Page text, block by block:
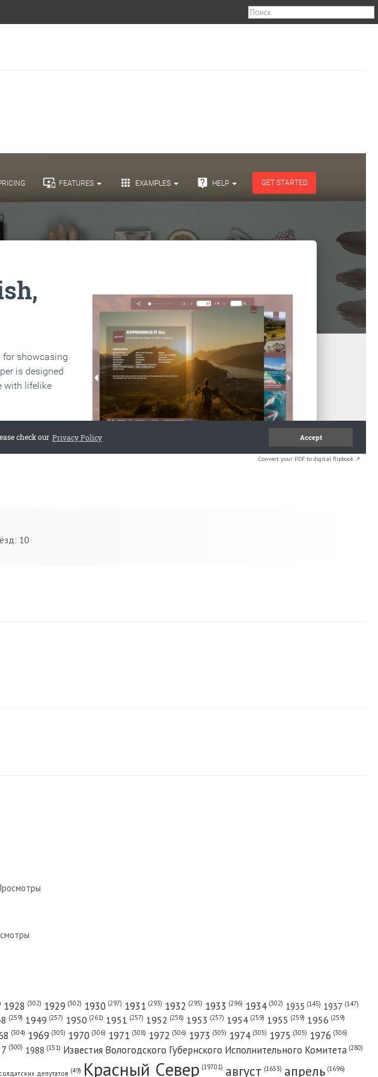
Convert your PDF to digital flipbook ↗
1928 (302) 1929 (302) 1930 (297) 1931 (293) 1932 (295) 1933 (296) 1934 (302) 1935 (145) 1937 (147)
(259) 1949 (257) 1950 (261) 1951 (257) 1952 (258) 1953 (257) 1954 (259) 1955 (259) 1956 (259)
(304) 1969 (305) 1970 (306) 1971 (308) 1972 (306) 1973 (305) 1974 (305) 1975 (305) 1976 (306)
(300) 1988 (151) Известия Вологодского Губернского Исполнительного Комитета (280)
депутатов (49) Красный Cевер (19701) август (1653) апрель (1696)